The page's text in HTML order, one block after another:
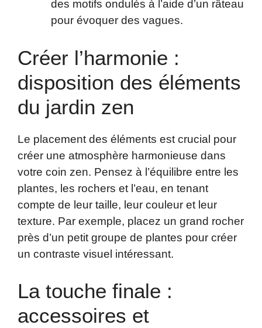
des motifs ondulés à l’aide d’un râteau
pour évoquer des vagues.
Créer l’harmonie :
disposition des éléments
du jardin zen
Le placement des éléments est crucial pour
créer une atmosphère harmonieuse dans
votre coin zen. Pensez à l’équilibre entre les
plantes, les rochers et l’eau, en tenant
compte de leur taille, leur couleur et leur
texture. Par exemple, placez un grand rocher
près d’un petit groupe de plantes pour créer
un contraste visuel intéressant.
La touche finale :
accessoires et